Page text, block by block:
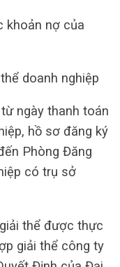
khoản nợ của
doanh nghiệp
ngày thanh toán
hồ sơ đăng ký
Phòng Đăng
có trụ sở
thể được thực
giải thể công ty